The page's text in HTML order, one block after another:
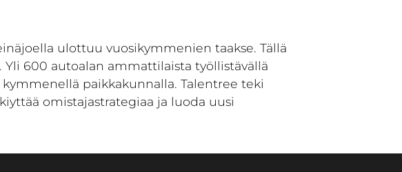
ulottuu vuosikymmenien taakse. Tällä
Yli 600 autoalan ammattilaista työllistävällä
paikkakunnalla. Talentree teki
omistajastrategiaa ja luoda uusi